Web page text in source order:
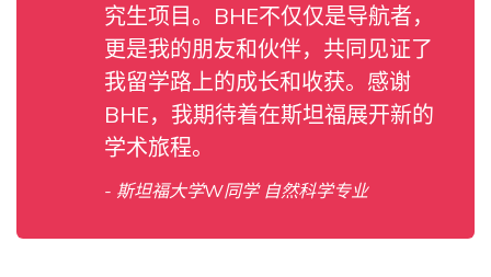
究生项目。BHE不仅仅是导航者，
更是我的朋友和伙伴，共同见证了
我留学路上的成长和收获。感谢
BHE，我期待着在斯坦福展开新的
学术旅程。
- 斯坦福大学W同学 自然科学专业